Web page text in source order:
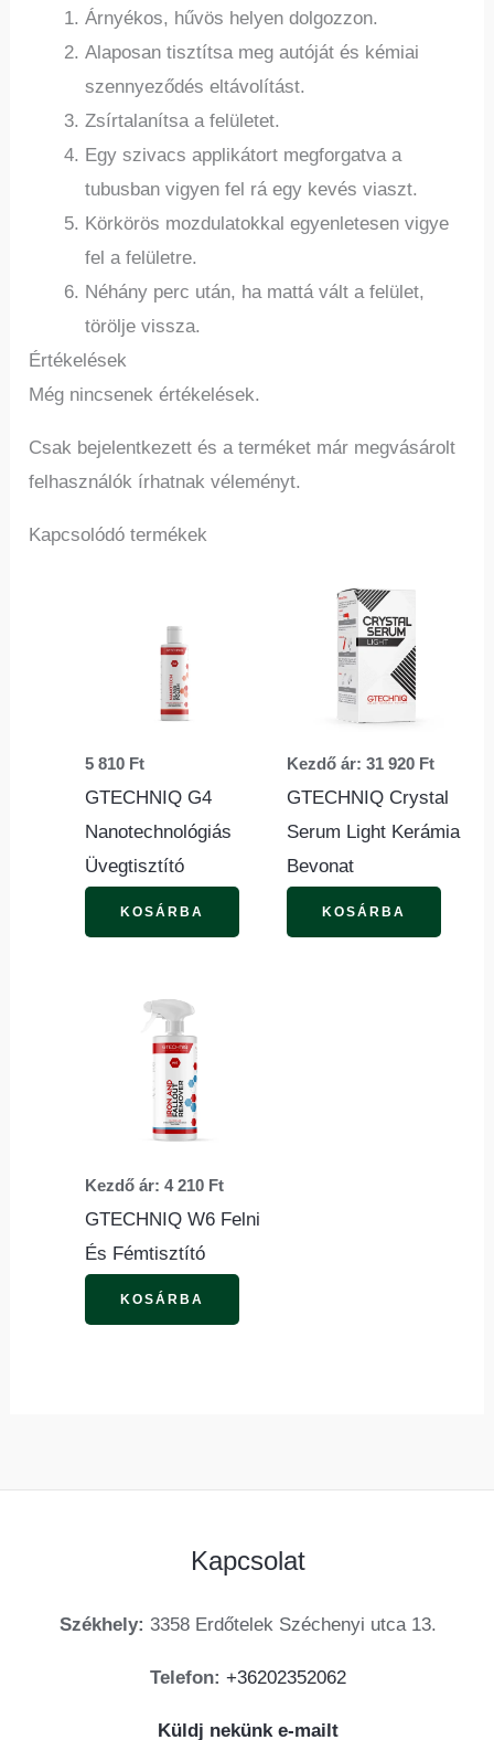
Árnyékos, hűvös helyen dolgozzon.
Alaposan tisztítsa meg autóját és kémiai
szennyeződés eltávolítást.
Zsírtalanítsa a felületet.
Egy szivacs applikátort megforgatva a
tubusban vigyen fel rá egy kevés viaszt.
Körkörös mozdulatokkal egyenletesen vigye
fel a felületre.
Néhány perc után, ha mattá vált a felület,
törölje vissza.
Értékelések
Még nincsenek értékelések.
Csak bejelentkezett és a terméket már megvásárolt
felhasználók írhatnak véleményt.
Kapcsolódó termékek
5 810 Ft
GTECHNIQ G4
Nanotechnológiás
Üvegtisztító
KOSÁRBA
Kezdő ár: 31 920 Ft
GTECHNIQ Crystal
Serum Light Kerámia
Bevonat
KOSÁRBA
a
Kezdő ár:4 210 Ft
GTECHNIQ W6 Felni
És Fémtisztító
KOSÁRBA
változatok
Kapcsolat
Székhely: 3358 Erdőtelek Széchenyi utca 13.
Telefon: +36202352062
Küldj nekünk e-mailt